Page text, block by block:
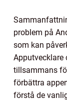
problem på
som kan
Apputvecklare
tillsammans
förbättra
förstå de